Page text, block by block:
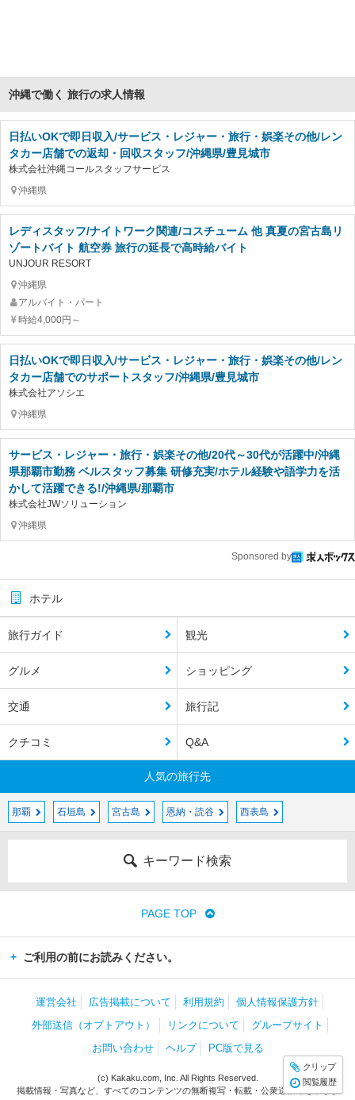
沖縄で働く 旅行の求人情報
日払いOKで即日収入/サービス・レジャー・旅行・娯楽その他/レン
タカー店舗での返却・回収スタッフ/沖縄県/豊見城市
株式会社沖縄コールスタッフサービス
沖縄県
レディスタッフ/ナイトワーク関連/コスチューム 他 真夏の宮古島リ
ゾートバイト 航空券 旅行の延長で高時給バイト
UNJOUR RESORT
沖縄県
アルバイト・パート
時給4,000円～
日払いOKで即日収入/サービス・レジャー・旅行・娯楽その他/レン
タカー店舗でのサポートスタッフ/沖縄県/豊見城市
株式会社アソシエ
沖縄県
サービス・レジャー・旅行・娯楽その他/20代～30代が活躍中/沖縄
県那覇市勤務 ベルスタッフ募集 研修充実/ホテル経験や語学力を活
かして活躍できる!/沖縄県/那覇市
株式会社JWソリューション
沖縄県
Sponsored by
クリップ
閲覧履歴
ホテル
旅行ガイド 観光
グルメ ショッピング
交通 旅行記
クチコミ Q&A
人気の旅行先
那覇 石垣島 宮古島 恩納・読谷 西表島
キーワード検索
PAGE TOP
ご利用の前にお読みください。
運営会社 広告掲載について 利用規約
個人情報保護方針
外部送信（オプトアウト）
リンクについて
グループサイト
お問い合わせ
ヘルプ PC版で見る
(c) Kakaku.com, Inc. All Rights Reserved.
掲載情報・写真など、すべてのコンテンツの無断複写・転載・公衆送信等を禁じま